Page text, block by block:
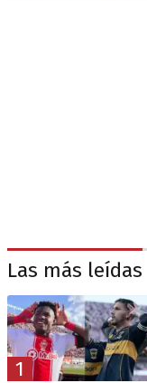
Las más leídas
1